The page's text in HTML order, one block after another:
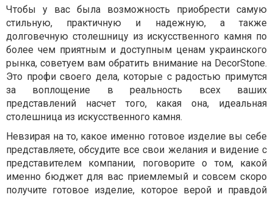
Чтобы у вас была возможность приобрести самую
стильную, практичную и надежную, а также
долговечную столешницу из искусственного камня по
более чем приятным и доступным ценам украинского
рынка, советуем вам обратить внимание на DecorStone.
Это профи своего дела, которые с радостью примутся
за воплощение в реальность всех ваших
представлений насчет того, какая она, идеальная
столешница из искусственного камня.
Невзирая на то, какое именно готовое изделие вы себе
представляете, обсудите все свои желания и видение с
представителем компании, поговорите о том, какой
именно бюджет для вас приемлемый и совсем скоро
получите готовое изделие, которое верой и правдой